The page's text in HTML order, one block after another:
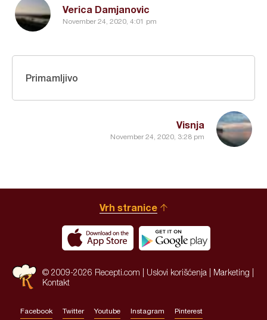
Verica Damjanovic
November 24, 2020, 4:01 pm
Visnja
November 24, 2020, 3:28 pm
Primamljivo
Vrh stranice
© 2009-2026 Recepti.com | Uslovi korišćenja Marketing
Kontakt
Facebook Twitter Youtube Instagram Pinterest